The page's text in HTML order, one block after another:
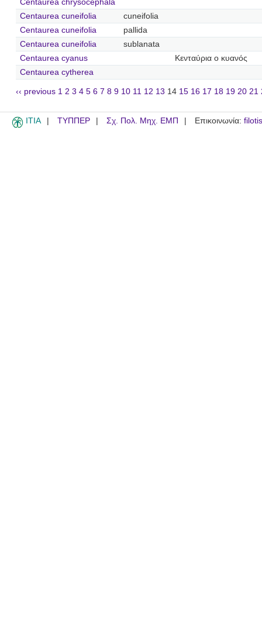
Centaurea chrysocephala
Centaurea cuneifolia
cuneifolia
Centaurea cuneifolia
pallida
Centaurea cuneifolia
sublanata
Centaurea cyanus
Κενταύρια ο κυανός
Centaurea cytherea
‹‹ previous 1 2 3 4 5 6 7 8 9 10 11 12 13 14 15 16 17 18 19 20 21
ITIA ΤΥΠΠΕΡ Σχ. Πολ. Μηχ. ΕΜΠ Επικοινωνία: